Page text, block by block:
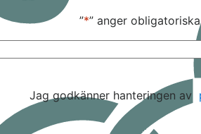
”*” anger
Jag godkänner hanteringen av